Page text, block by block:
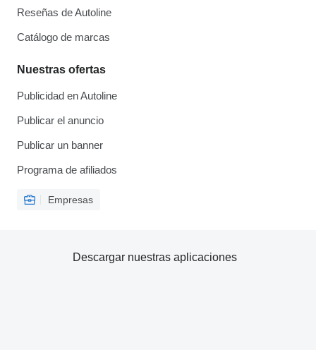
Reseñas de Autoline
Catálogo de marcas
Nuestras ofertas
Publicidad en Autoline
Publicar el anuncio
Publicar un banner
Programa de afiliados
Empresas
Descargar nuestras aplicaciones